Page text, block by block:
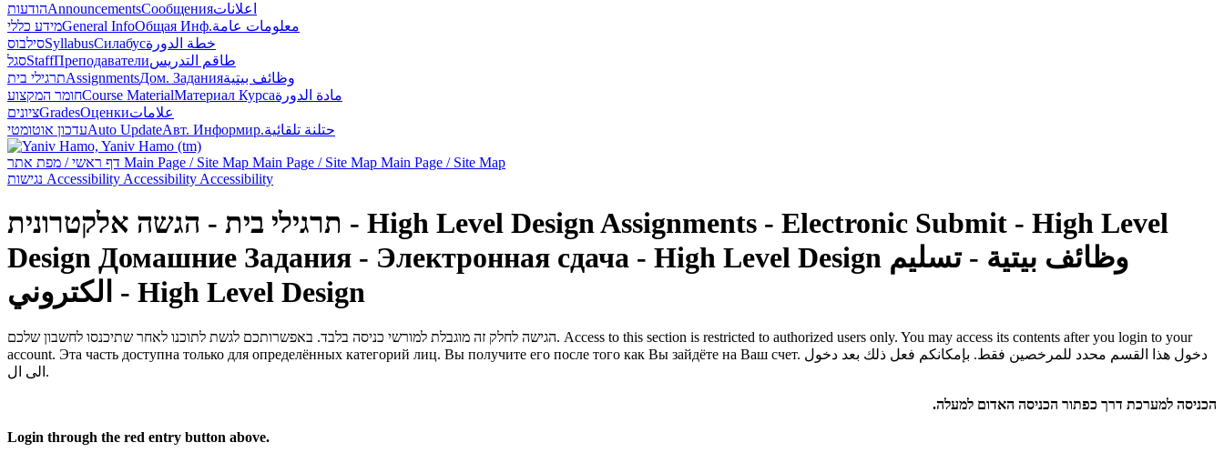
הודעותAnnouncementsСообщенияاعلانات
מידע כלליGeneral InfoОбщая Инф.معلومات عامة
סילבוסSyllabusСилабусخطة الدورة
סגלStaffПреподавателиطاقم التدريس
תרגילי ביתAssignmentsДом. Заданияوظائف بيتية
חומר המקצועCourse MaterialМатериал Курсаمادة الدورة
ציוניםGradesОценкиعلامات
עדכון אוטומטיAuto UpdateАвт. Информир.حتلنة تلقائية
Main Page / Site Map Main Page / Site Map Main Page / Site Map
Accessibility Accessibility Accessibility
תרגילי בית - הגשה אלקטרונית - High Level DesignAssignments - Electronic Submit - High Level
Design Домашние Задания - Электронная сдача - High Level Design وظائف بيتية - تسليم
الكتروني - High Level Design
הגישה לחלק זה מוגבלת למורשי כניסה בלבד. באפשרותכם לגשת לתוכנו לאחר שתיכנסו לחשבון שלכם. Access to this section is restricted to authorized users only. You may access its contents after you login to your
account. Эта часть доступна только для определённых категорий лиц. Вы получите его после того как Вы зайдёте на Ваш счет. دخول هذا القسم محدد للمرخصين فقط. بإمكانكم فعل ذلك بعد دخول
الى ال.
הכניסה למערכת דרך כפתור הכניסה האדום למעלה.
Login through the red entry button above.